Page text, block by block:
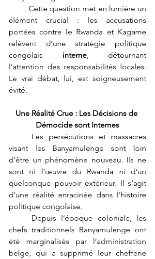
élément crucial : les accusations
portées contre le Rwanda et Kagame
relèvent d’une stratégie politique
congolais interne, détournant
l’attention des responsabilités locales.
Le vrai débat, lui, est soigneusement
évité.
Une Réalité Crue : Les Décisions de
Démocide sont Internes
visant les Banyamulenge sont loin
d’être un phénomène nouveau. Ils ne
sont ni l’œuvre du Rwanda ni d’un
quelconque pouvoir extérieur. Il s’agit
d’une réalité enracinée dans l’histoire
politique congolaise.
chefs traditionnels Banyamulenge ont
été marginalisés par l’administration
belge, qui a supprimé leur chefferie